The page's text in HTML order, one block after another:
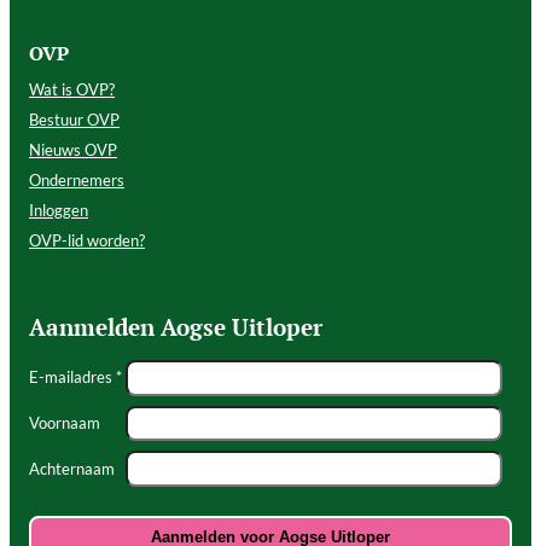
OVP
Wat is OVP?
Bestuur OVP
Nieuws OVP
Ondernemers
Inloggen
OVP-lid worden?
Aanmelden Aogse Uitloper
E-mailadres *
Voornaam
Achternaam